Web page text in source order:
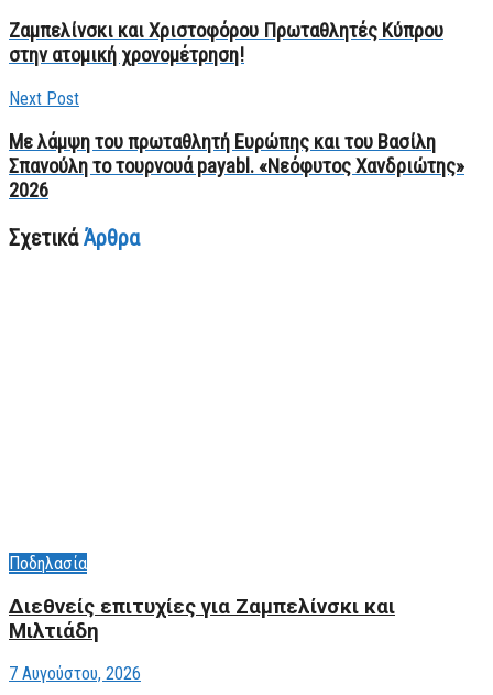
Ζαμπελίνσκι και Χριστοφόρου Πρωταθλητές Κύπρου
στην ατομική χρονομέτρηση!
Next Post
Με λάμψη του πρωταθλητή Ευρώπης και του Βασίλη
Σπανούλη το τουρνουά payabl. «Νεόφυτος Χανδριώτης»
2026
ΣχετικάΆρθρα
Ποδηλασία
Διεθνείς επιτυχίες για Ζαμπελίνσκι και
Μιλτιάδη
7 Αυγούστου, 2026